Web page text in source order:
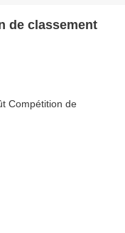
de classement